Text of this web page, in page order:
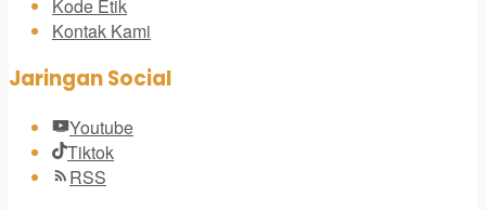
Kode Etik
Kontak Kami
Jaringan Social
Youtube
Tiktok
RSS